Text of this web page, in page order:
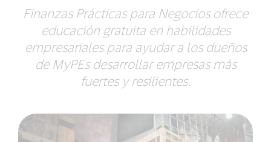
Finanzas Prácticas para Negocios ofrece
educación gratuita en habilidades
empresariales para ayudar a los dueños
de MyPEs desarrollar empresas más
fuertes y resilientes.